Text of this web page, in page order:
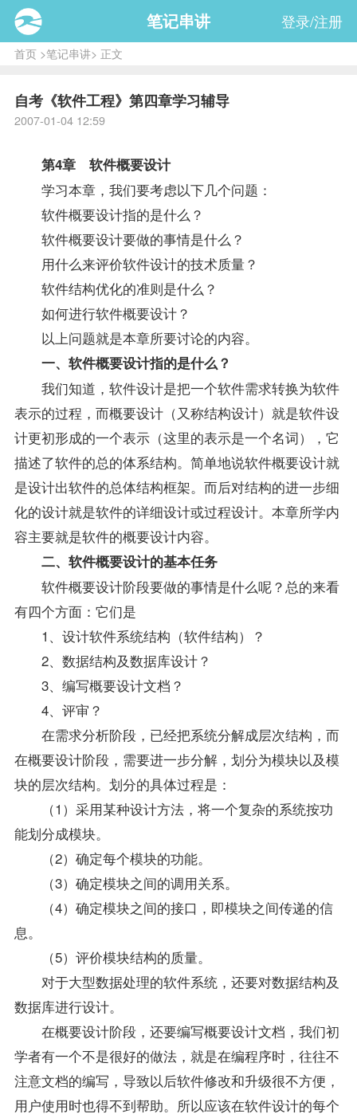
笔记串讲 登录/注册
首页>笔记串讲> 正文
自考《软件工程》第四章学习辅导
2007-01-04 12:59
第4章 软件概要设计
学习本章，我们要考虑以下几个问题：
软件概要设计指的是什么？
软件概要设计要做的事情是什么？
用什么来评价软件设计的技术质量？
软件结构优化的准则是什么？
如何进行软件概要设计？
以上问题就是本章所要讨论的内容。
一、软件概要设计指的是什么？
我们知道，软件设计是把一个软件需求转换为软件
表示的过程，而概要设计（又称结构设计）就是软件设
计更初形成的一个表示（这里的表示是一个名词），它
描述了软件的总的体系结构。简单地说软件概要设计就
是设计出软件的总体结构框架。而后对结构的进一步细
化的设计就是软件的详细设计或过程设计。本章所学内
容主要就是软件的概要设计内容。
二、软件概要设计的基本任务
软件概要设计阶段要做的事情是什么呢？总的来看
有四个方面：它们是
1、设计软件系统结构（软件结构）？
2、 数据结构及数据库设计？
3、编写概要设计文档？
4、评审？
在需求分析阶段，已经把系统分解成层次结构，而
在概要设计阶段，需要进一步分解，划分为模块以及模
块的层次结构。划分的具体过程是：
（1）采用某种设计方法，将一个复杂的系统按功
能划分成模块。
（2）确定每个模块的功能。
（3）确定模块之间的调用关系。
（4）确定模块之间的接口，即模块之间传递的信
息。
（5）评价模块结构的质量。
对于大型数据处理的软件系统，还要对数据结构及
数据库进行设计。
在概要设计阶段，还要编写概要设计文档，我们初
学者有一个不是很好的做法，就是在编程序时，往往不
注意文档的编写，导致以后软件修改和升级很不方便，
用户使用时也得不到帮助。所以应该在软件设计的每个